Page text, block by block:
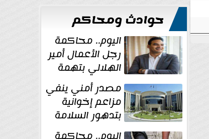
حوادث ومحاكم
اليوم.. محاكمة
رجل الأعمال أمير
الهلالي بتهمة
غسل الأموال
مصدر أمني ينفي
مزاعم إخوانية
بتدهور السلامة
الإنشائية لأحد